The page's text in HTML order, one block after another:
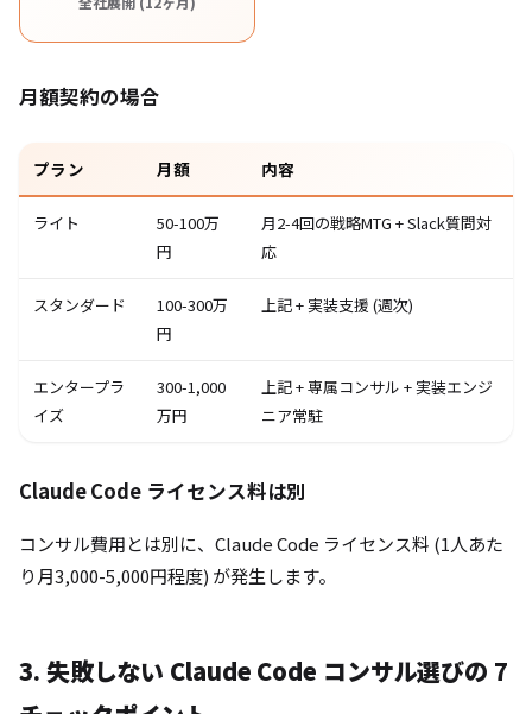
月額契約の場合
プラン 月額 内容
ライト
50-100万
円
月2-4回の戦略MTG + Slack質問対
応
スタンダード
100-300万
円
上記 + 実装支援 (週次)
エンタープラ
イズ
300-1,000
万円
上記 + 専属コンサル + 実装エンジ
ニア常駐
Claude Code ライセンス料は別
コンサル費用とは別に、Claude Code ライセンス料 (1人あた
り月3,000-5,000円程度) が発生します。
3. 失敗しない Claude Code コンサル選びの 7